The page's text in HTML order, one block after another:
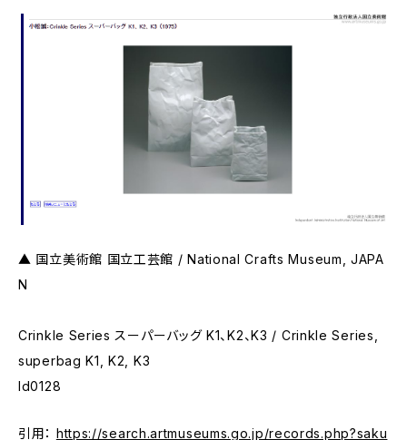
▲ 国立美術館 国立工芸館 / National Crafts Museum, JAPA
N
Crinkle Series スーパーバッグ K1、K2、K3 / Crinkle Series,
superbag K1, K2, K3
Id0128
引用： https://search.artmuseums.go.jp/records.php?saku